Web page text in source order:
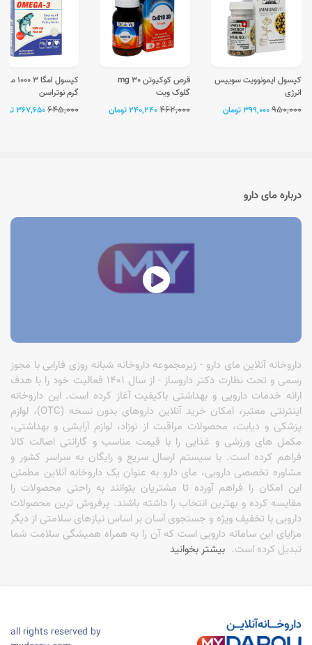
کپسول ایمونوویت سوییس
انرژی
950,000
قرص کوکیوتن 30 mg
گلوک ویت
462,000
کپسول امگا 3 1000 میلی
گرم نوتراسن
645,000
درباره مای دارو
داروخانه آنلاین مای دارو - زیرمجموعه داروخانه شبانه روزی فارابی با مجوز
رسمی و تحت نظارت دکتر داروساز - از سال 1401 فعالیت خود را با هدف
ارائه خدمات دارویی و بهداشتی باکیفیت آغاز کرده است. این داروخانه
اینترنتی معتبر، امکان خرید آنلاین داروهای بدون نسخه (OTC)، لوازم
پزشکی و دیابت، محصولات مراقبت از نوزاد، لوازم آرایشی و بهداشتی،
مکمل های ورزشی و غذایی را با قیمت مناسب و گارانتی اصالت کالا
فراهم کرده است. با سیستم ارسال سریع و رایگان به سراسر کشور و
مشاوره تخصصی دارویی، مای دارو به عنوان یک داروخانه آنلاین مطمئن
این امکان را فراهم آورده تا مشتریان بتوانند به راحتی محصولات را
مقایسه کرده و بهترین انتخاب را داشته باشند. پرفروش ترین محصولات
دارویی با تخفیف ویژه و جستجوی آسان بر اساس نیازهای سلامتی از دیگر
مزایای این سامانه دارویی است که آن را به همراه همیشگی سلامت شما
تبدیل کرده است. بیشتر بخوانید
all rights reserved by